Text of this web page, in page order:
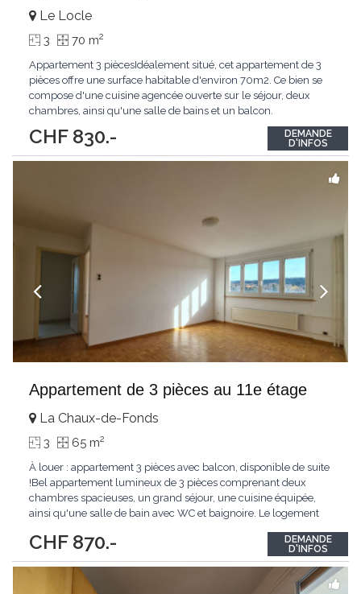
CHF 830.-
Le Locle
3 70 m2
Appartement 3 piècesIdéalement situé, cet appartement de 3
pièces offre une surface habitable d'environ 70m2. Ce bien se
compose d'une cuisine agencée ouverte sur le séjour, deux
chambres, ainsi qu'une salle de bains et un balcon.
DEMANDE
D'INFOS
Appartement de 3 pièces au 11e étage
CHF 870.-
La Chaux-de-Fonds
3 65 m2
À louer : appartement 3 pièces avec balcon, disponible de suite
!Bel appartement lumineux de 3 pièces comprenant deux
chambres spacieuses, un grand séjour, une cuisine équipée,
ainsi qu'une salle de bain avec WC et baignoire. Le logement
complète ce bien.Idéalement situé, proche des commodités et
des transports.
DEMANDE
D'INFOS